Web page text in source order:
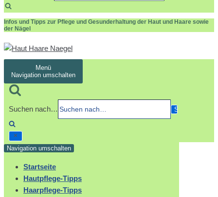
Infos und Tipps zur Pflege und Gesunderhaltung der Haut und Haare sowie
der Nägel
Menü
Navigation umschalten
Suchen nach…
Navigation umschalten
Startseite
Hautpflege-Tipps
Haarpflege-Tipps